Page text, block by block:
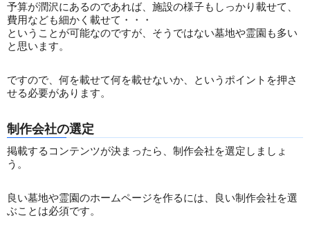
予算が潤沢にあるのであれば、施設の様子もしっかり載せて、
費用なども細かく載せて・・・
ということが可能なのですが、そうではない墓地や霊園も多い
と思います。
ですので、何を載せて何を載せないか、というポイントを押さ
せる必要があります。
制作会社の選定
掲載するコンテンツが決まったら、制作会社を選定しましょ
う。
良い墓地や霊園のホームページを作るには、良い制作会社を選
ぶことは必須です。